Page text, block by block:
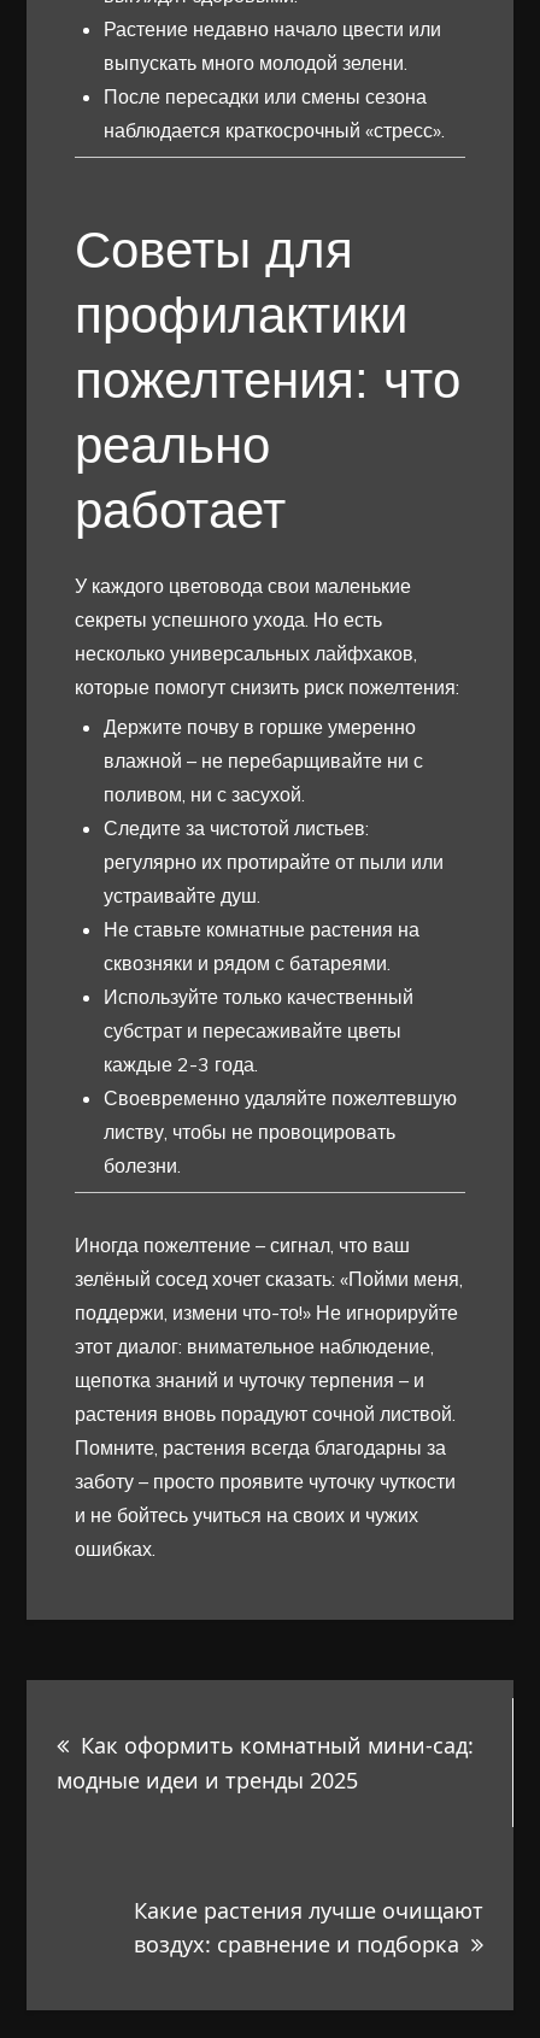
Растение недавно начало цвести или
выпускать много молодой зелени.
После пересадки или смены сезона
наблюдается краткосрочный «стресс».
Советы для
профилактики
пожелтения: что
реально
работает
У каждого цветовода свои маленькие
секреты успешного ухода. Но есть
несколько универсальных лайфхаков,
которые помогут снизить риск пожелтения:
Держите почву в горшке умеренно
влажной – не перебарщивайте ни с
поливом, ни с засухой.
Следите за чистотой листьев:
регулярно их протирайте от пыли или
устраивайте душ.
Не ставьте комнатные растения на
сквозняки и рядом с батареями.
Используйте только качественный
субстрат и пересаживайте цветы
каждые 2-3 года.
Своевременно удаляйте пожелтевшую
листву, чтобы не провоцировать
болезни.
Иногда пожелтение – сигнал, что ваш
зелёный сосед хочет сказать: «Пойми меня,
поддержи, измени что-то!» Не игнорируйте
этот диалог: внимательное наблюдение,
щепотка знаний и чуточку терпения – и
растения вновь порадуют сочной листвой.
Помните, растения всегда благодарны за
заботу – просто проявите чуточку чуткости
и не бойтесь учиться на своих и чужих
ошибках.
по
Как оформить комнатный мини-сад:
модные идеи и тренды 2025
Какие растения лучше очищают
воздух: сравнение и подборка